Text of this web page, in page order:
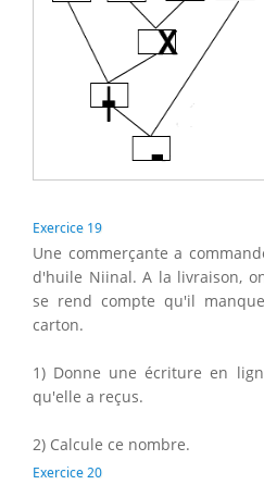
Exercice 19
Une commerçante a
d'huile Niinal. A la livraison,
se rend compte qu'il manque
carton.
1) Donne une écriture en
qu'elle a reçus.
2) Calcule ce nombre.
Exercice 20